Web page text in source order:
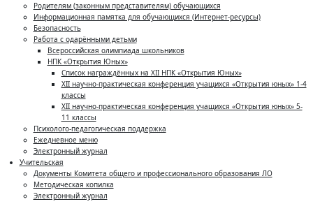
Родителям (законным представителям) обучающихся
Информационная памятка для обучающихся (Интернет-ресурсы)
Безопасность
Работа с одарёнными детьми
Всероссийская олимпиада школьников
НПК «Открытия Юных»
Список награждённых на XII НПК «Открытия Юных»
XII научно-практическая конференция учащихся «Открытия юных» 1-4
классы
XII научно-практическая конференция учащихся «Открытия юных» 5-
11 классы
Психолого-педагогическая поддержка
Ежедневное меню
Электронный журнал
Учительская
Документы Комитета общего и профессионального образования ЛО
Методическая копилка
Электронный журнал